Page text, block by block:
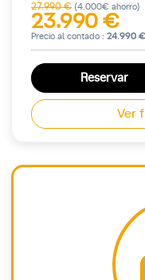
27.990 € (4.000€ ahorro)
23.990 €
Precio al contado : 24.990 €
Reservar
Ver